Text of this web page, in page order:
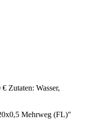
Zutaten: Wasser,
Mehrweg (FL)"